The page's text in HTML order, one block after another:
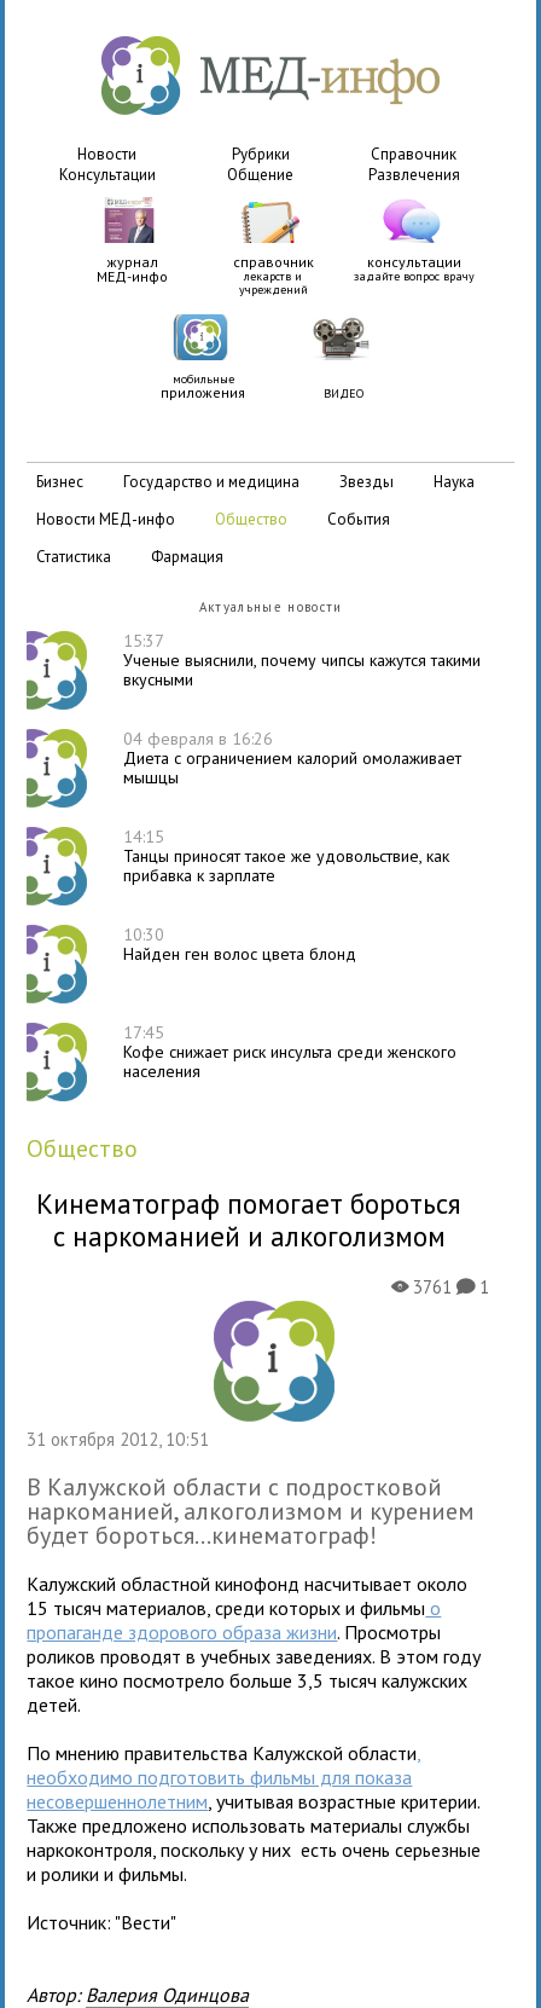
Новости Рубрики
Справочник
Консультации
Общение Развлечения
журнал
МЕД-инфо
справочник
лекарств и
учреждений
консультации
задайте вопрос врачу
мобильные
приложения ВИДЕО
бизнес государство и медицина звезды
наука
новости МЕД-инфо
общество
события
статистика
фармация
Актуальные новости
15:37
Ученые выяснили, почему чипсы кажутся такими
вкусными
04 февраля в 16:26
Диета с ограничением калорий омолаживает
мышцы
14:15
Танцы приносят такое же удовольствие, как
прибавка к зарплате
10:30
Найден ген волос цвета блонд
17:45
Кофе снижает риск инсульта среди женского
населения
общество
Кинематограф помогает бороться
с наркоманией и алкоголизмом
31 октября 2012, 10:51
X3761K1
В Калужской области с подростковой
наркоманией, алкоголизмом и курением
будет бороться…кинематограф!
Калужский областной кинофонд насчитывает около
15 тысяч материалов, среди которых и фильмы о
пропаганде здорового образа жизни. Просмотры
роликов проводят в учебных заведениях. В этом году
такое кино посмотрело больше 3,5 тысяч калужских
детей.
По мнению правительства Калужской области
необходимо подготовить фильмы для показа
несовершеннолетним , учитывая возрастные критерии.
Также предложено использовать материалы службы
наркоконтроля, поскольку у них есть очень серьезные
и ролики и фильмы.
Источник: "Вести"
Автор: Валерия Одинцова